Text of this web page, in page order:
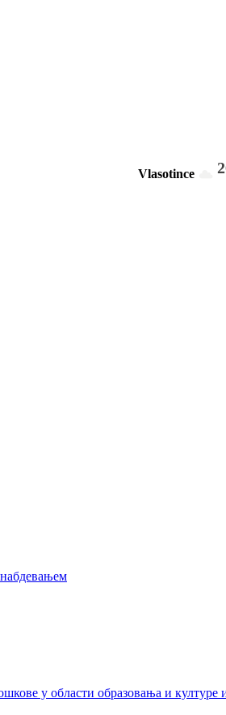
Vlasotince
у области образовања и